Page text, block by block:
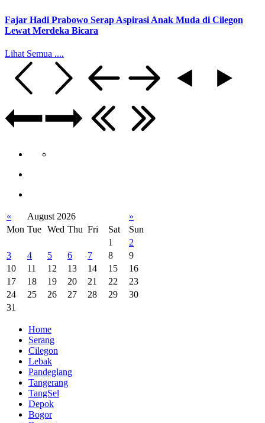
Fajar Hadi Prabowo Serap Aspirasi Anak Muda di Cilegon
Lewat Merdeka Bicara
Lihat Semua ....
« August 2026
»
Mon Tue Wed Thu Fri Sat
Sun
1
2
3
4 5 6 7 8
9
10
11 12 13 14 15
16
17
18 19 20 21 22
23
24
25 26 27 28 29
30
31
Home
Serang
Cilegon
Lebak
Pandeglang
Tangerang
TangSel
Depok
Bogor